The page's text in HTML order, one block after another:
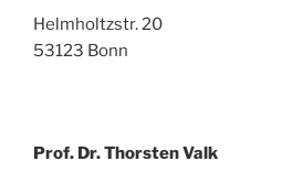
Helmholtzstr. 20
53123 Bonn
Prof. Dr. Thorsten Valk